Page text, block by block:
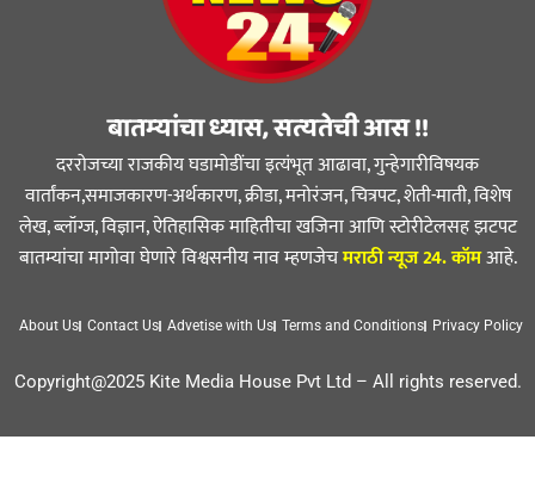
बातम्यांचा ध्यास, सत्यतेची आस !!
दररोजच्या राजकीय घडामोडींचा इत्यंभूत आढावा, गुन्हेगारीविषयक
वार्तांकन,समाजकारण-अर्थकारण, क्रीडा, मनोरंजन, चित्रपट, शेती-माती, विशेष
लेख, ब्लॉग्ज, विज्ञान, ऐतिहासिक माहितीचा खजिना आणि स्टोरीटेलसह झटपट
बातम्यांचा मागोवा घेणारे विश्वसनीय नाव म्हणजेचमराठी न्यूज 24. कॉमआहे.
About Us Contact Us Advetise with Us Terms and Conditions Privacy Policy
Copyright@2025 Kite Media House Pvt Ltd – All rights reserved.